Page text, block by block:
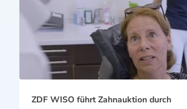
ZDF WISO führt Zahnauktion durch